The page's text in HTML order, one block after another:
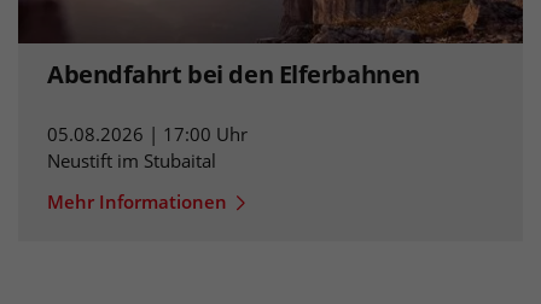
Abendfahrt bei den Elferbahnen
05.08.2026 | 17:00 Uhr
Neustift im Stubaital
Mehr Informationen